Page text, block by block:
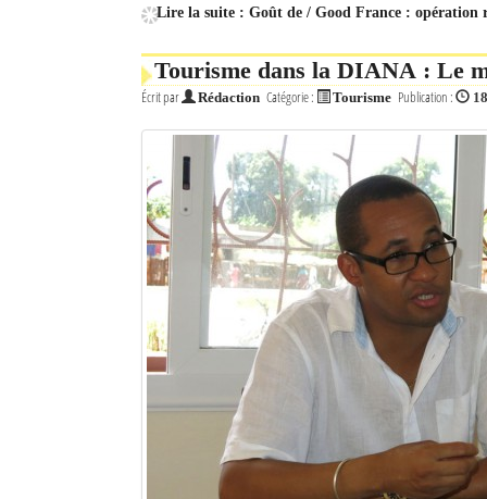
Identifiant oublié ?
Mot de passe oublié ?
Lire la suite : Goût de / Good France : opération
Tourisme dans la DIANA : Le
Écrit par Rédaction Catégorie : Tourisme Publication :